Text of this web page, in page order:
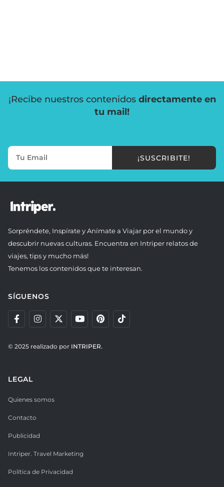
¡Recibe nuestros contenidos directamente en
tu mail!
¡SUSCRIBITE!
Sorpréndete, Inspírate y Anímate a Viajar por el mundo y
descubrir nuevas culturas. Encuentra en Intriper relatos de
viajes, tips y mucho más!
Tenemos los contenidos que te interesan.
SÍGUENOS
© 2025 realizado por INTRIPER.
LEGAL
Quienes somos
Contacto
Publicidad
Intriper. Travel Marketing
Política de Privacidad